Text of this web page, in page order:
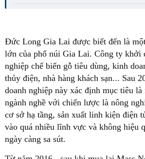
Đức Long Gia Lai được biết đến là
lớn của phố núi Gia Lai. Công ty khởi
nghiệp chế biến gỗ tiêu dùng, kinh
thủy điện, nhà hàng khách sạn... Sau
doanh nghiệp này xác định mục tiêu là
ngành nghề với chiến lược là nông
cơ sở hạ tầng, sản xuất linh kiện điện
vào quá nhiều lĩnh vực và không hiệu
ngày càng sa sút.